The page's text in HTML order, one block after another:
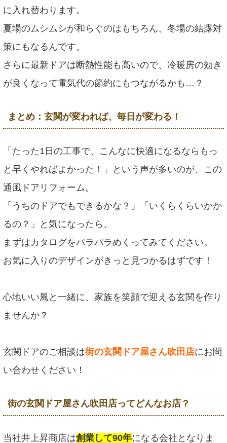
に入れ替わります。
夏場のムシムシが和らぐのはもちろん、冬場の結露対
策にもなるんです。
さらに最新ドアは断熱性能も高いので、冷暖房の効き
が良くなって電気代の節約にもつながるかも…？
まとめ：玄関が変われば、毎日が変わる！
「たった1日の工事で、こんなに快適になるならもっ
と早くやればよかった！」という声が多いのが、この
通風ドアリフォーム。
「うちのドアでもできるかな？」「いくらくらいかか
るの？」と気になったら、
まずはカタログをパラパラめくってみてください。
お気に入りのデザインがきっと見つかるはずです！
心地いい風と一緒に、家族を笑顔で迎える玄関を作り
ませんか？
玄関ドアのご相談は街の玄関ドア屋さん吹田店にお問
い合わせください！
街の玄関ドア屋さん吹田店ってどんなお店？
当社井上昇商店は創業して90年になる会社となりま